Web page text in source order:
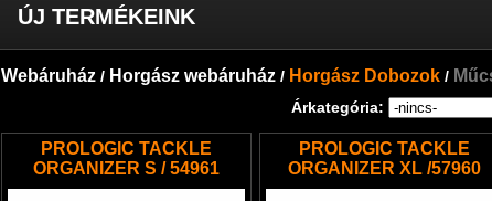
ÚJ TERMÉKEINK
Webáruház / Horgász webáruház / Horgász Dobozok /
Árkategória:
PROLOGIC TACKLE
ORGANIZER S / 54961
PROLOGIC TACKLE
ORGANIZER XL /57960